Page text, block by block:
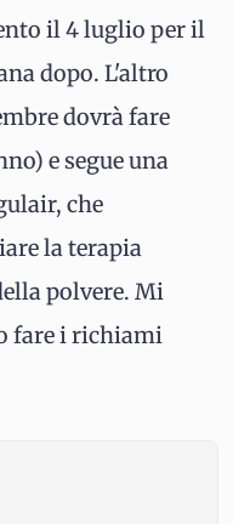
il 4 luglio per il
dopo. L'altro
dovrà fare
e segue una
che
la terapia
polvere. Mi
fare i richiami